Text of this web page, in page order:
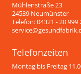
Mühlenstraße 23
24539 Neumünster
Telefon: 04321 - 20 999
Telefonzeiten
Montag bis Freitag